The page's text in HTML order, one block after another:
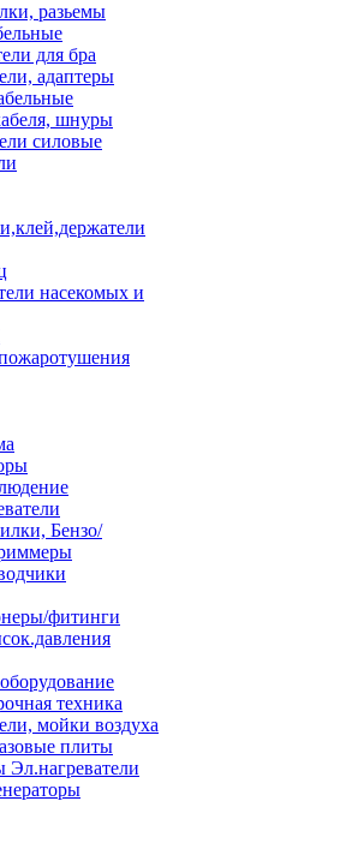
разьемы
для бра
адаптеры
шнуры
силовые
насекомых и
Бензо/
фитинги
техника
мойки воздуха
плиты
Эл.нагреватели